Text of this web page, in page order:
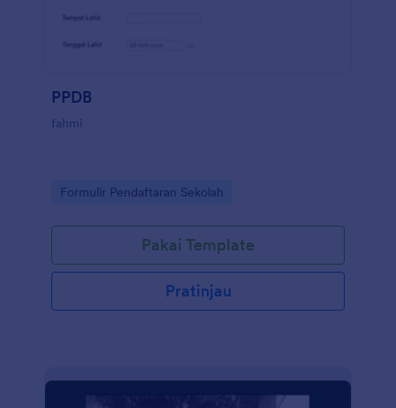
PPDB
fahmi
Go to Category:
Formulir Pendaftaran Sekolah
Pakai Template
Pratinjau